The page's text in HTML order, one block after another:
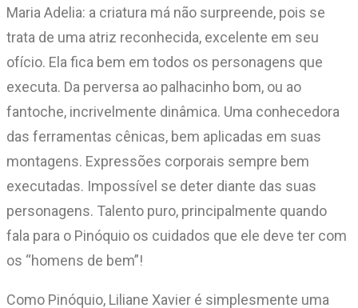
Maria Adelia: a criatura má não surpreende, pois se
trata de uma atriz reconhecida, excelente em seu
ofício. Ela fica bem em todos os personagens que
executa. Da perversa ao palhacinho bom, ou ao
fantoche, incrivelmente dinâmica. Uma conhecedora
das ferramentas cênicas, bem aplicadas em suas
montagens. Expressões corporais sempre bem
executadas. Impossível se deter diante das suas
personagens. Talento puro, principalmente quando
fala para o Pinóquio os cuidados que ele deve ter com
os “homens de bem”!
Como Pinóquio, Liliane Xavier é simplesmente uma